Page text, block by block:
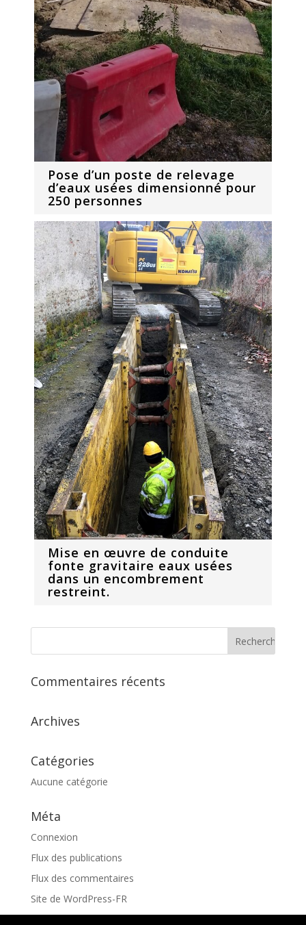
Pose d’un poste de relevage
d’eaux usées dimensionné pour
250 personnes
Mise en œuvre de conduite
fonte gravitaire eaux usées
dans un encombrement
restreint.
Commentaires récents
Archives
Catégories
Aucune catégorie
Méta
Connexion
Flux des publications
Flux des commentaires
Site de WordPress-FR